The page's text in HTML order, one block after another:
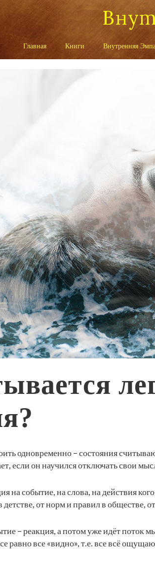
Главная Книги Внутренняя
одновременно – состояния
если он научился отключать свои
на событие, на слова, на действия
детстве, от норм и правил в обществе,
– реакция, а потом уже идёт поток
равно все «видно», т.е. все всё